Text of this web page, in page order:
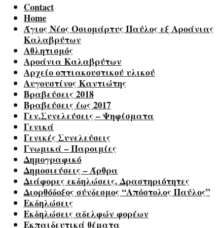
Contact
Home
Άγιος Νέος Οσιομάρτυς Παύλος εξ Αροάνιας
Καλαβρύτων
Αθλητισμός
Αροάνια Καλαβρύτων
Αρχείο οπτιακουστικού υλικού
Αυγουστίνος Καντιώτης
Βραβεύσεις 2018
Βραβεύσεις έως 2017
Γεν.Συνελεύσεις – Ψηφίσματα
Γενικά
Γενικές Συνελεύσεις
Γνωμικά – Παροιμίες
Δημογραφικό
Δημοσιεύσεις – Άρθρα
Διάφορες εκδηλώσεις, Δραστηριότητες
Διορθόδοξος σύνδεσμος “Απόστολος Παύλος”
Εκδηλώσεις
Εκδηλώσεις αδελφών φορέων
Εκπαιδευτικά θέματα